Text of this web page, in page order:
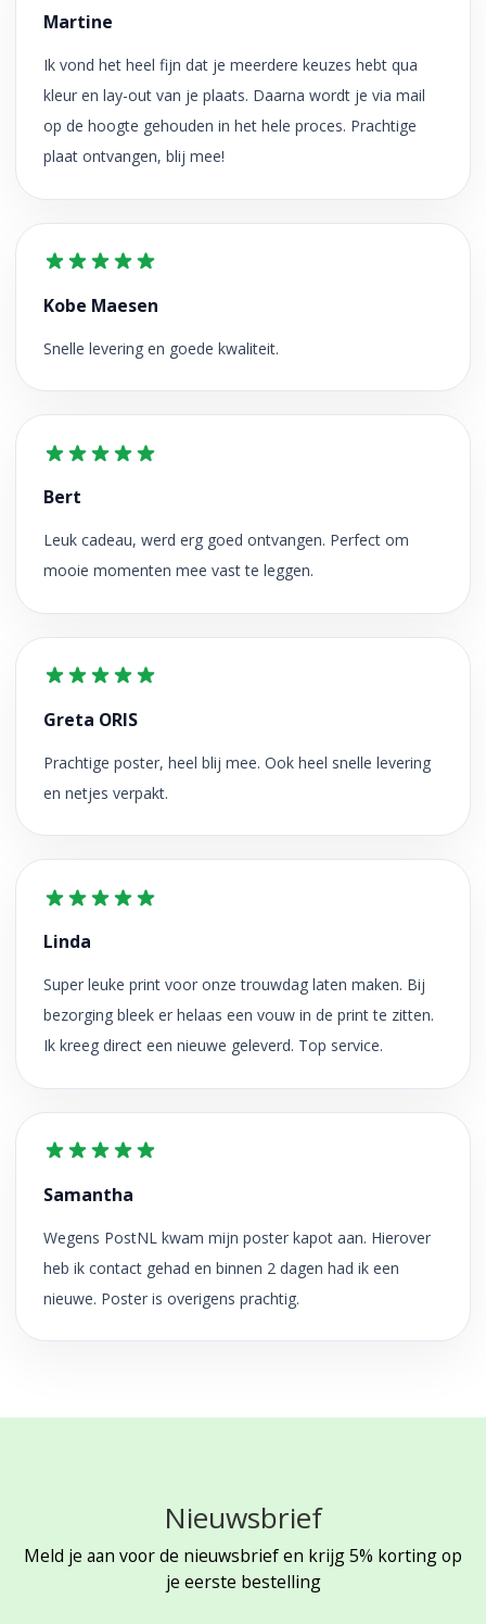
Martine
Ik vond het heel fijn dat je meerdere keuzes hebt qua
kleur en lay-out van je plaats. Daarna wordt je via mail
op de hoogte gehouden in het hele proces. Prachtige
plaat ontvangen, blij mee!
Kobe Maesen
Snelle levering en goede kwaliteit.
Bert
Leuk cadeau, werd erg goed ontvangen. Perfect om
mooie momenten mee vast te leggen.
Greta ORIS
Prachtige poster, heel blij mee. Ook heel snelle levering
en netjes verpakt.
Linda
Super leuke print voor onze trouwdag laten maken. Bij
bezorging bleek er helaas een vouw in de print te zitten.
Ik kreeg direct een nieuwe geleverd. Top service.
Samantha
Wegens PostNL kwam mijn poster kapot aan. Hierover
heb ik contact gehad en binnen 2 dagen had ik een
nieuwe. Poster is overigens prachtig.
Nieuwsbrief
Meld je aan voor de nieuwsbrief en krijg 5% korting op
je eerste bestelling